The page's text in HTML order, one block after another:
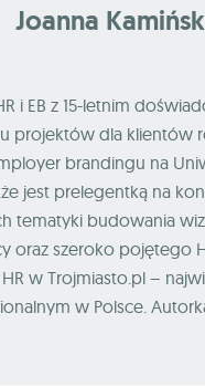
Joanna
i EB z 15-letnim
projektów dla klientów
brandingu na
jest prelegentką na
tematyki budowania
oraz szeroko pojętego
w Trojmiasto.pl –
w Polsce.